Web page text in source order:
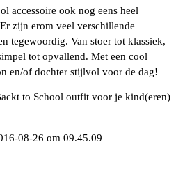
accessoire ook nog eens heel
zijn erom veel verschillende
tegewoordig. Van stoer tot klassiek,
tot opvallend. Met een cool
en/of dochter stijlvol voor de dag!
to School outfit voor je kind(eren)